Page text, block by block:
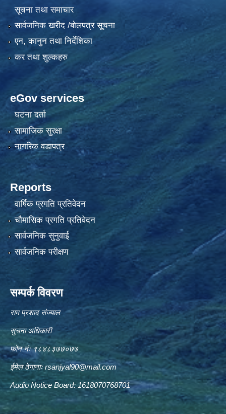
सूचना तथा समाचार
सार्वजनिक खरीद /बोलपत्र सूचना
एन, कानुन तथा निर्देशिका
कर तथा शुल्कहरु
eGov services
घटना दर्ता
सामाजिक सुरक्षा
नागरिक वडापत्र
Reports
वार्षिक प्रगति प्रतिवेदन
चौमासिक प्रगति प्रतिवेदन
सार्वजनिक सुनुवाई
सार्वजनिक परीक्षण
सम्पर्क विवरण
राम प्रशाद संज्याल
सुचना अधिकारी
फोन नंः ९८४८३७७०७७
ईमेल ठेगानाःrsanjyal90@mail.com
Audio Notice Board: 1618070768701